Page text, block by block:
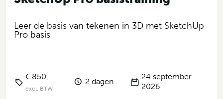
Leer de basis van tekenen in 3D met SketchUp
Pro basis
€ 850,-
excl. BTW
2 dagen
24 september
2026